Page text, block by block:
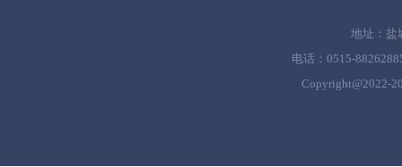
地址：盐
电话：0515-
Copyright@2022-